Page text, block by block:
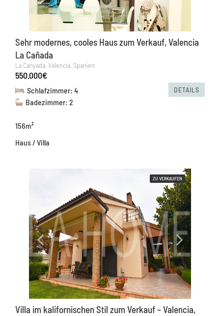
Sehr modernes, cooles Haus zum Verkauf, Valencia
La Cañada
La Canyada, Valencia, Spanien
550.000€
Schlafzimmer: 4
Badezimmer: 2
156m²
Haus / Villa
DETAILS
ZU VERKAUFEN
Villa im kalifornischen Stil zum Verkauf – Valencia,